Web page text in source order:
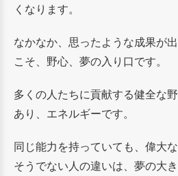
くなります。
なかなか、思ったような成果が
こそ、野心、夢の入り口です。
多くの人たちに貢献する健全な
あり、エネルギーです。
同じ能力を持っていても、偉大
そうでない人の違いは、夢の大き